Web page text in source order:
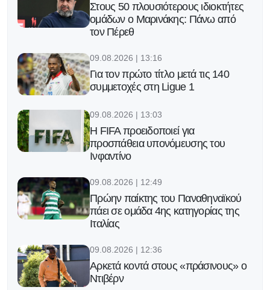
Στους 50 πλουσιότερους ιδιοκτήτες
ομάδων ο Μαρινάκης: Πάνω από
τον Πέρεθ
09.08.2026 | 13:16
Για τον πρώτο τίτλο μετά τις 140
συμμετοχές στη Ligue 1
09.08.2026 | 13:03
Η FIFA προειδοποιεί για
προσπάθεια υπονόμευσης του
Ινφαντίνο
09.08.2026 | 12:49
Πρώην παίκτης του Παναθηναϊκού
πάει σε ομάδα 4ης κατηγορίας της
Ιταλίας
09.08.2026 | 12:36
Αρκετά κοντά στους «πράσινους» ο
Ντιβέρν